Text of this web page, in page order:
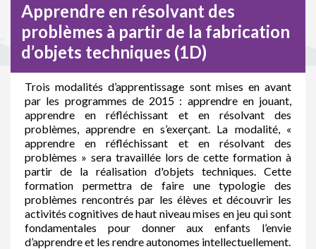
Apprendre en résolvant des
problèmes à partir de la fabrication
d’objets techniques (1D)
Trois modalités d’apprentissage sont mises en avant
par les programmes de 2015 : apprendre en jouant,
apprendre en réfléchissant et en résolvant des
problèmes, apprendre en s’exerçant. La modalité, «
apprendre en réfléchissant et en résolvant des
problèmes » sera travaillée lors de cette formation à
partir de la réalisation d'objets techniques. Cette
formation permettra de faire une typologie des
problèmes rencontrés par les élèves et découvrir les
activités cognitives de haut niveau mises en jeu qui sont
fondamentales pour donner aux enfants l’envie
d’apprendre et les rendre autonomes intellectuellement.